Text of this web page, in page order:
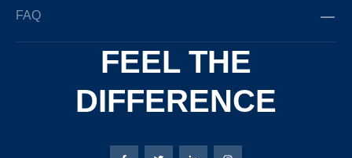
FAQ
FEEL THE
DIFFERENCE